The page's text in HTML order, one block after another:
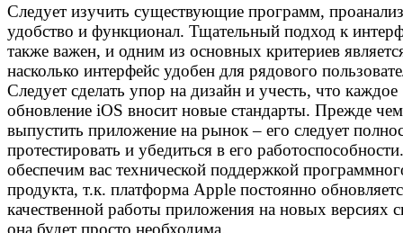
Следует изучить существующие программ,
удобство и функционал. Тщательный подход к
также важен, и одним из основных критериев
насколько интерфейс удобен для рядового
Следует сделать упор на дизайн и учесть, что каждое
обновление iOS вносит новые стандарты. Прежде чем
выпустить приложение на рынок – его следует
протестировать и убедиться в его
обеспечим вас технической поддержкой
продукта, т.к. платформа Apple постоянно
качественной работы приложения на новых версиях
она будет просто необходима.